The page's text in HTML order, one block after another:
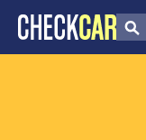
צ'ק קאר
דוח בדיקת רכב